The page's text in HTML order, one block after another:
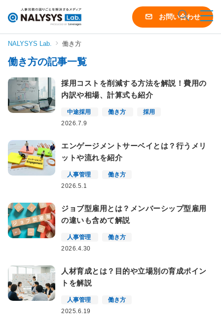
シ
ラ
ボ）
お問い合わせ
NALYSYS Lab. 働き方
働き方の記事一覧
採用コストを削減する方法を解説！費用の
内訳や相場、計算式も紹介
中途採用 働き方
採用
2026.7.9
エンゲージメントサーベイとは？行うメリ
ットや流れを紹介
人事管理
働き方
2026.5.1
ジョブ型雇用とは？メンバーシップ型雇用
の違いも含めて解説
人事管理
働き方
2026.4.30
人材育成とは？目的や立場別の育成ポイン
トを解説
人事管理
働き方
2025.6.19